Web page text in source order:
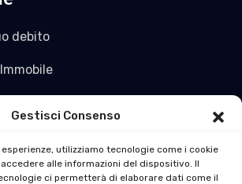
Gestisci Consenso
utilizziamo tecnologie come i cookie
alle informazioni del dispositivo. Il
ci permetterà di elaborare dati come il
debito